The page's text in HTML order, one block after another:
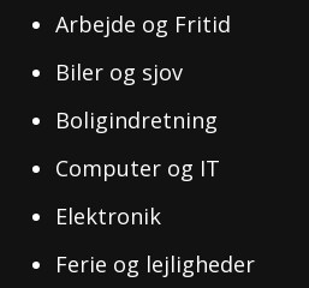
Arbejde og Fritid
Biler og sjov
Boligindretning
Computer og IT
Elektronik
Ferie og lejligheder